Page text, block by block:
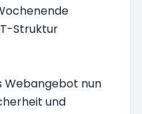
Struktur
Webangebot nun
und